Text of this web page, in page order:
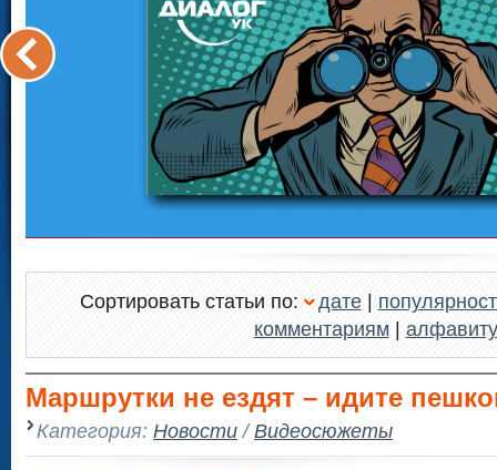
Сортировать статьи по: дате|
комментариям| алфавиту
Маршрутки не ездят – идите
Категория: Новости/Видеосюжеты